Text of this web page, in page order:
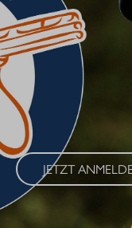
Erleben Sie den
Wettkämpfen im
renommierten
Blaser Cup bietet
Fähigkeiten im
JETZT